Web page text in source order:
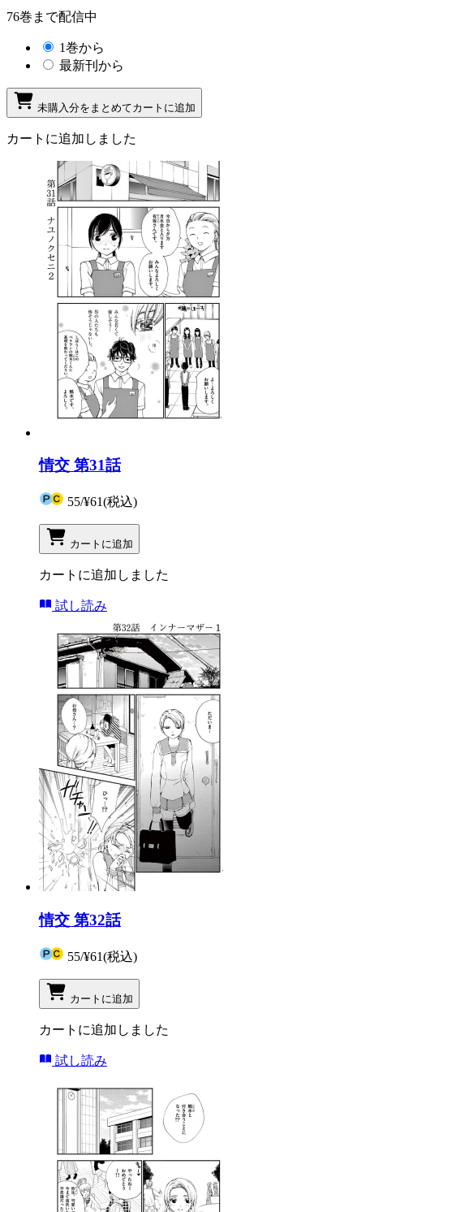
76巻まで配信中
1巻から
最新刊から
未購入分をまとめてカートに追加
カートに追加しました
情交 第31話
55/¥61(税込)
カートに追加
カートに追加しました
試し読み
情交 第32話
55/¥61(税込)
カートに追加
カートに追加しました
試し読み